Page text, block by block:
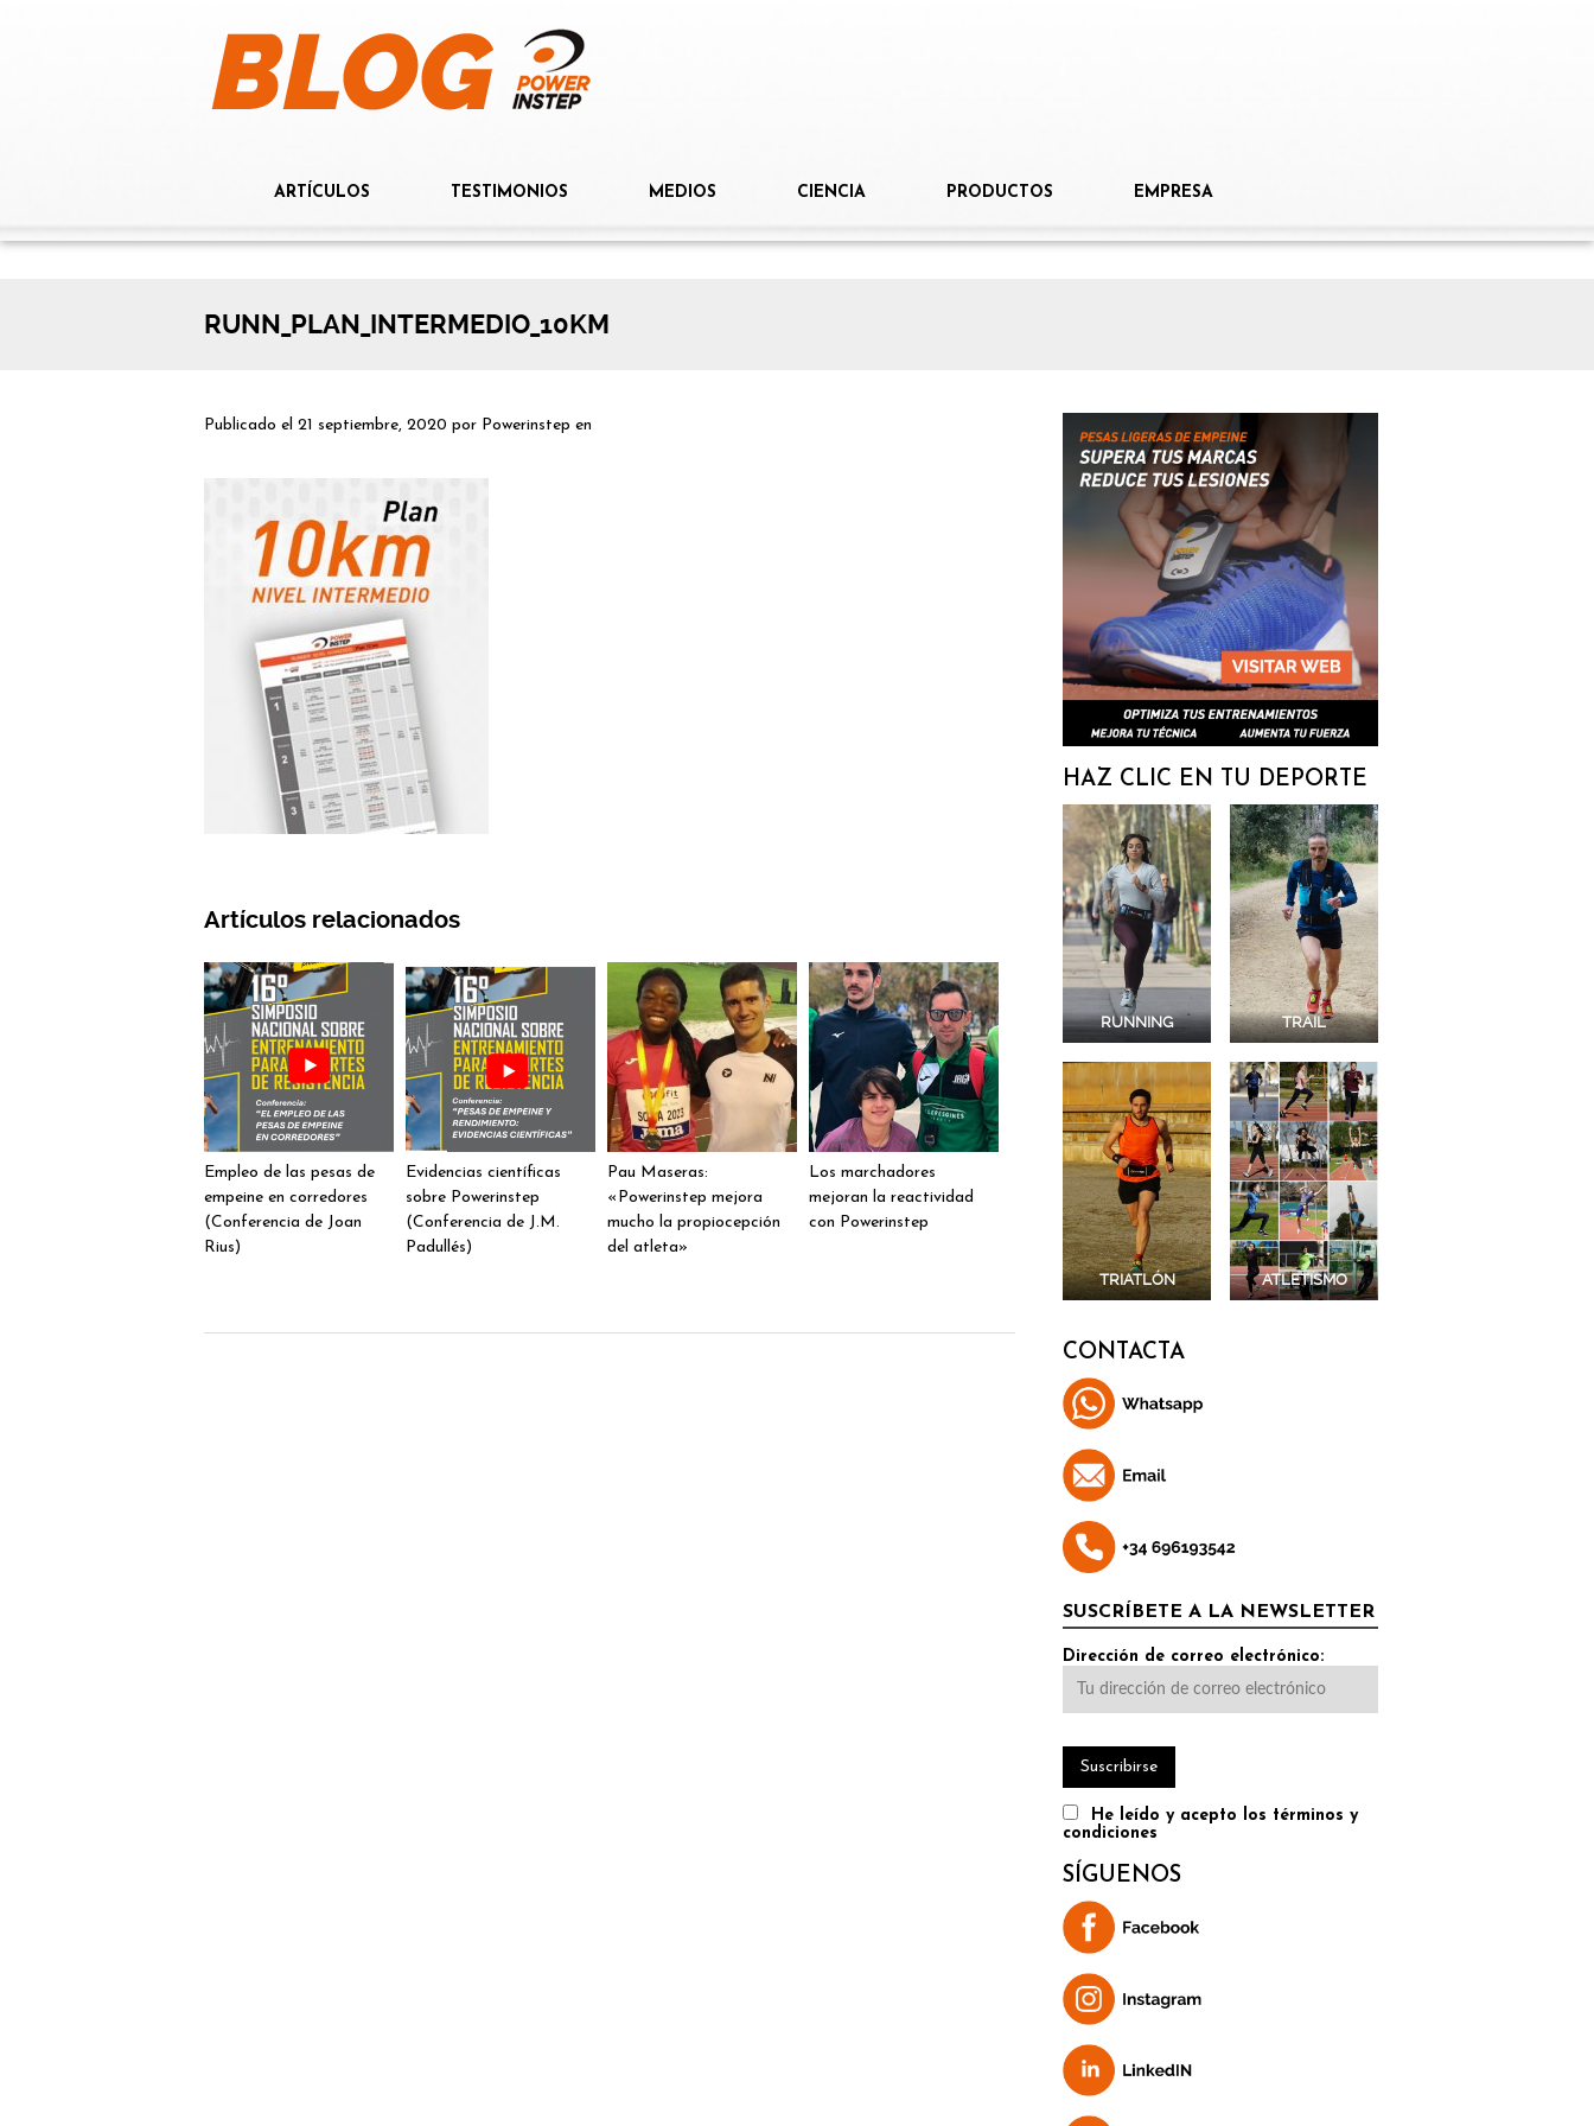
ARTÍCULOS TESTIMONIOS MEDIOS CIENCIA PRODUCTOS EMPRESA
RUNN_PLAN_INTERMEDIO_10KM
Publicado el 21 septiembre, 2020 por Powerinstep en
Artículos relacionados
Empleo de las pesas de
empeine en corredores
(Conferencia de Joan
Rius)
Evidencias científicas
sobre Powerinstep
(Conferencia de J.M.
Padullés)
Pau Maseras:
«Powerinstep mejora
mucho la propiocepción
del atleta»
Los marchadores
mejoran la reactividad
con Powerinstep
HAZ CLIC EN TU DEPORTE
RUNNING TRAIL
TRIATLÓN ATLETISMO
CONTACTA
SUSCRÍBETE A LA NEWSLETTER
Dirección de correo electrónico:
He leído y acepto los términos y
condiciones
SÍGUENOS